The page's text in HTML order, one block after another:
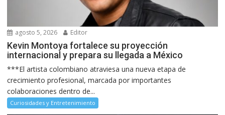
agosto 5, 2026 Editor
Kevin Montoya fortalece su proyección
internacional y prepara su llegada a México
***El artista colombiano atraviesa una nueva etapa de
crecimiento profesional, marcada por importantes
colaboraciones dentro de...
Curiosidades y Entretenimiento